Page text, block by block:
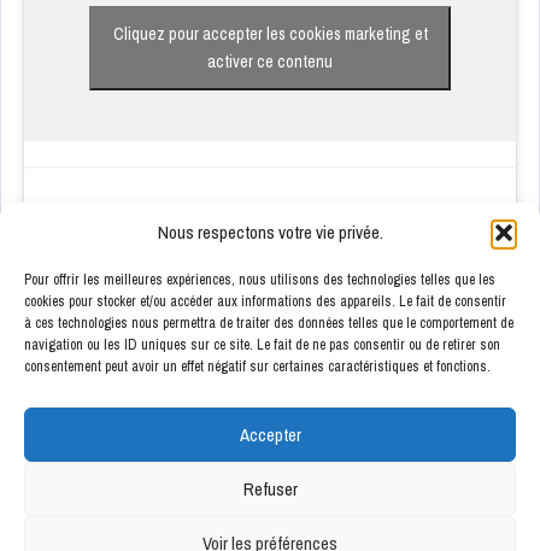
Nous respectons votre vie privée.
Pour offrir les meilleures expériences, nous utilisons des technologies telles que les
cookies pour stocker et/ou accéder aux informations des appareils. Le fait de consentir
à ces technologies nous permettra de traiter des données telles que le comportement de
navigation ou les ID uniques sur ce site. Le fait de ne pas consentir ou de retirer son
consentement peut avoir un effet négatif sur certaines caractéristiques et fonctions.
Accepter
Refuser
Voir les préférences
Cliquez pour accepter les cookies marketing et
activer ce contenu
ENSEIGNES PARTENAIRES